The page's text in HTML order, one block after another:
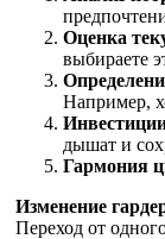
Оценка
выбираете
Например,
дышат и
Гармония
Изменение
Переход от